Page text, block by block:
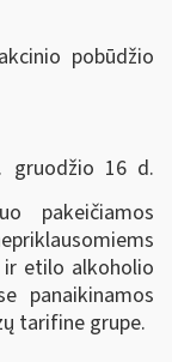
pobūdžio
gruodžio 16 d.
pakeičiamos
ir etilo alkoholio
panaikinamos
tarifine grupe.